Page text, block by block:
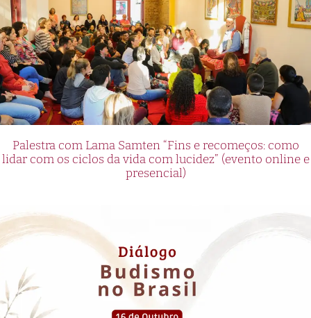
Palestra com Lama Samten “Fins e recomeços: como
lidar com os ciclos da vida com lucidez” (evento online e
presencial)